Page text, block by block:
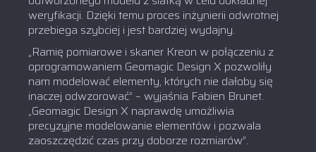
weryfikacji. Dzięki temu proces inżynierii odwrotnej
przebiega szybciej i jest bardziej wydajny.
„Ramię pomiarowe i skaner Kreon w połączeniu z
oprogramowaniem Geomagic Design X pozwoliły
nam modelować elementy, których nie dałoby się
inaczej odwzorować” – wyjaśnia Fabien Brunet.
„Geomagic Design X naprawdę umożliwia
precyzyjne modelowanie elementów i pozwala
zaoszczędzić czas przy doborze rozmiarów”.